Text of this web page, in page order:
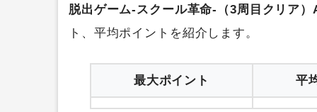
脱出ゲーム-スクール革命-（3周目クリア
ト、平均ポイントを紹介します。
最大ポイント 平